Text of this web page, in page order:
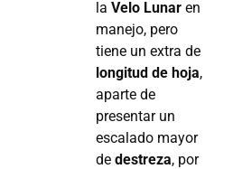
la Velo Lunar en
manejo, pero
tiene un extra de
longitud de hoja,
aparte de
presentar un
escalado mayor
de destreza, por